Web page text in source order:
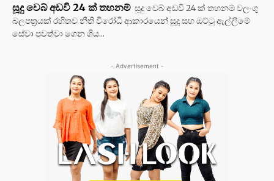
සූදු වෙබ් අඩවි 24 ක් තහනම් සූදු වෙබ් අඩවි 24 ක් තහනම් වලංගු
බලපත්‍රයක් රහිතව නීති විරෝධි ආකාරයෙන් සූදු සහ ඔට්ටු ඇල්ලීමේ
සේවා පවත්වා ගෙන ගිය...
- Advertisement -